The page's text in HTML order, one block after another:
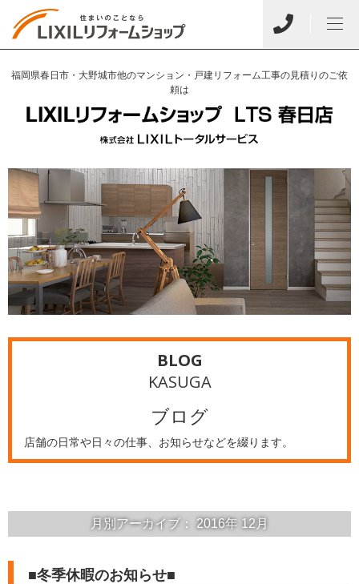
福岡県春日市・大野城市他のマンション・戸建リフォーム工事の見積りのご依
頼は
BLOG
KASUGA
ブログ
店舗の日常や日々の仕事、お知らせなどを綴ります。
月別アーカイブ： 2016年 12月
■冬季休暇のお知らせ■